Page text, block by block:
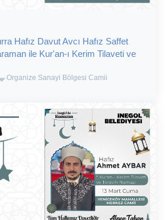
Hafız Davut Avcı Hafız Saffet
ile Kur'an-ı Kerim Tilaveti ve
Organize Sanayi Bölgesi Camii